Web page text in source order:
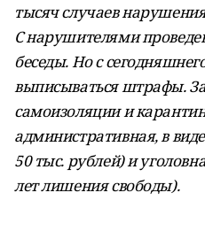
тысяч случаев
С нарушителями
беседы. Но с
выписываться штрафы.
самоизоляции и
административная, в
50 тыс. рублей) и
лет лишения свободы).